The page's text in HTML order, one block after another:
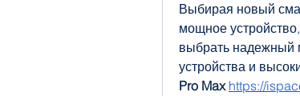
Выбирая новый
мощное
выбрать надежный
устройства и
Pro Max https://